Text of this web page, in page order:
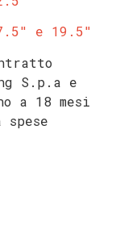
e 19.5″
S.p.a e
a 18 mesi
spese